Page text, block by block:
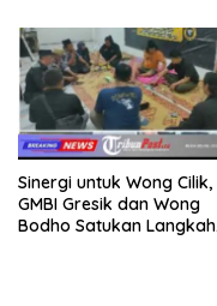
Sinergi untuk Wong Cilik,
GMBI Gresik dan Wong
Bodho Satukan Langkah